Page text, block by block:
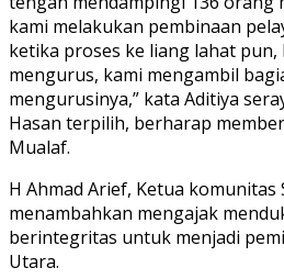
kami melakukan pembinaan
ketika proses ke liang lahat pun,
mengurus, kami mengambil
mengurusinya,” kata Aditiya
Hasan terpilih, berharap
Mualaf.
H Ahmad Arief, Ketua komunitas
menambahkan mengajak
berintegritas untuk menjadi
Utara.